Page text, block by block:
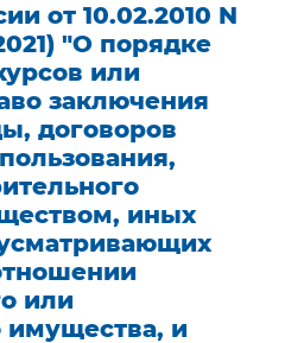
от 10.02.2010 N
"О порядке
или
заключения
договоров
иных
или
имущества, и